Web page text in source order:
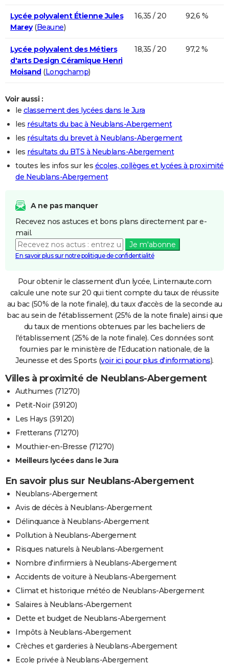
Lycée polyvalent Étienne Jules
Marey(Beaune)
16,35 / 20 92,6 %
Lycée polyvalent des Métiers
d'arts Design Céramique Henri
Moisand(Longchamp)
18,35 / 20 97,2 %
Voir aussi :
le classement des lycées dans le Jura
les résultats du bac à Neublans-Abergement
les résultats du brevet à Neublans-Abergement
les résultats du BTS à Neublans-Abergement
toutes les infos sur les écoles, collèges et lycées à proximité
de Neublans-Abergement
A ne pas manquer
Recevez nos astuces et bons plans directement par e-
mail.
Je m'abonne
En savoir plus sur notre politique de confidentialité
Pour obtenir le classement d'un lycée, Linternaute.com
calcule une note sur 20 qui tient compte du taux de réussite
au bac (50% de la note finale), du taux d'accès de la seconde au
bac au sein de l'établissement (25% de la note finale) ainsi que
du taux de mentions obtenues par les bacheliers de
l'établissement (25% de la note finale). Ces données sont
fournies par le ministère de l'Education nationale, de la
Jeunesse et des Sports (voir ici pour plus d'informations).
Villes à proximité de Neublans-Abergement
Authumes (71270)
Petit-Noir (39120)
Les Hays (39120)
Fretterans (71270)
Mouthier-en-Bresse (71270)
Meilleurs lycées dans le Jura
En savoir plus sur Neublans-Abergement
Neublans-Abergement
Avis de décès à Neublans-Abergement
Délinquance à Neublans-Abergement
Pollution à Neublans-Abergement
Risques naturels à Neublans-Abergement
Nombre d'infirmiers à Neublans-Abergement
Accidents de voiture à Neublans-Abergement
Climat et historique météo de Neublans-Abergement
Salaires à Neublans-Abergement
Dette et budget de Neublans-Abergement
Impôts à Neublans-Abergement
Crèches et garderies à Neublans-Abergement
Ecole privée à Neublans-Abergement